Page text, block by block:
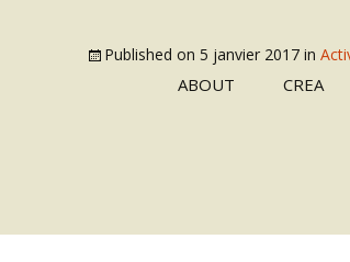
ABOUT CREA
Published on 5 janvier 2017 in